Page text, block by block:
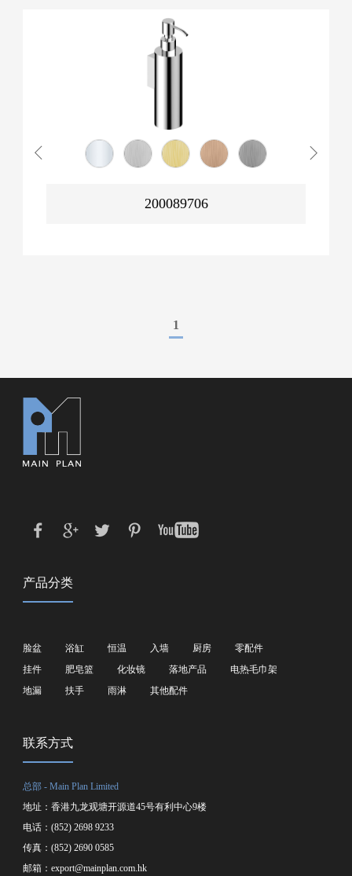
200089706
1
产品分类
脸盆 浴缸 恒温 入墙 厨房
零配件
挂件
肥皂篮 化妆镜 落地产品
电热毛巾架
地漏
扶手 雨淋 其他配件
联系方式
总部 - Main Plan Limited
地址：香港九龙观塘开源道45号有利中心9楼
电话：(852) 2698 9233
传真：(852) 2690 0585
邮箱：export@mainplan.com.hk